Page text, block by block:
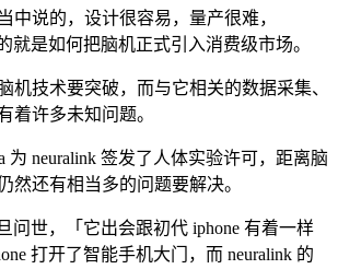
中说的，设计很容易，量产很难，
就是如何把脑机正式引入消费级市场。
机技术要突破，而与它相关的数据采集、
着许多未知问题。
为 neuralink 签发了人体实验许可，距离脑
然还有相当多的问题要解决。
问世，「它出会跟初代 iphone 有着一样
打开了智能手机大门，而 neuralink 的